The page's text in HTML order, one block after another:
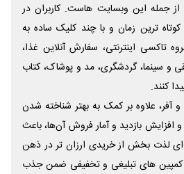
از جمله این وبسایت ‌هاست. کاربران در
ترین زمان و با چند کلیک ساده به
تاکسی اینترنتی، سفارش آنلاین غذا،
و سینما، گردشگری، مد و پوشاک، کتاب
کنند.
و آفر، علاوه بر کمک به بهتر شناخته شدن
افزایش بازدید و آمار فروش آن‌ها، باعث
لذت بخش از خریدی ارزان تر در ذهن
های تبلیغی و تخفیفی ضمن جذب